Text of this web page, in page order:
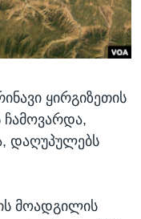
ყირგიზეთის
დაღუპულებს
მოადგილის